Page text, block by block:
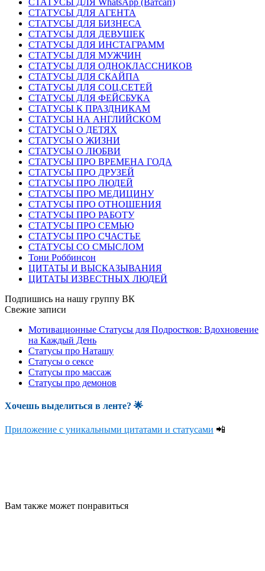
СТАТУСЫ ДЛЯ WhatsApp (Ватсап)
СТАТУСЫ ДЛЯ АГЕНТА
СТАТУСЫ ДЛЯ БИЗНЕСА
СТАТУСЫ ДЛЯ ДЕВУШЕК
СТАТУСЫ ДЛЯ ИНСТАГРАММ
СТАТУСЫ ДЛЯ МУЖЧИН
СТАТУСЫ ДЛЯ ОДНОКЛАССНИКОВ
СТАТУСЫ ДЛЯ СКАЙПА
СТАТУСЫ ДЛЯ СОЦ.СЕТЕЙ
СТАТУСЫ ДЛЯ ФЕЙСБУКА
СТАТУСЫ К ПРАЗДНИКАМ
СТАТУСЫ НА АНГЛИЙСКОМ
СТАТУСЫ О ДЕТЯХ
СТАТУСЫ О ЖИЗНИ
СТАТУСЫ О ЛЮБВИ
СТАТУСЫ ПРО ВРЕМЕНА ГОДА
СТАТУСЫ ПРО ДРУЗЕЙ
СТАТУСЫ ПРО ЛЮДЕЙ
СТАТУСЫ ПРО МЕДИЦИНУ
СТАТУСЫ ПРО ОТНОШЕНИЯ
СТАТУСЫ ПРО РАБОТУ
СТАТУСЫ ПРО СЕМЬЮ
СТАТУСЫ ПРО СЧАСТЬЕ
СТАТУСЫ СО СМЫСЛОМ
Тони Роббинсон
ЦИТАТЫ И ВЫСКАЗЫВАНИЯ
ЦИТАТЫ ИЗВЕСТНЫХ ЛЮДЕЙ
Подпишись на нашу группу ВК
Свежие записи
Мотивационные Статусы для Подростков: Вдохновение
на Каждый День
Статусы про Наташу
Статусы о сексе
Статусы про массаж
Статусы про демонов
Хочешь выделиться в ленте? 🌟
Приложение с уникальными цитатами и статусами 📲
Вам также может понравиться